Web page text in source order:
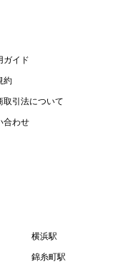
定する本サービスを
本サービスに関する
き会員登録が完了し
が登録を求めた情報
サービスの利用の促
。
ガイド
約
取引法について
合わせ
横浜駅
錦糸町駅